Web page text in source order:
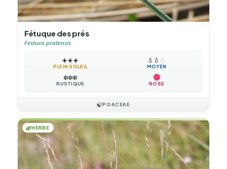
Fétuque des prés
Festuca pratensis
☀️☀️☀️
PLEIN SOLEIL
💧 💧 💧
MOYEN
❄️❄️❄️
RUSTIQUE ROSE
🍃POACEAE
🌿HERBE